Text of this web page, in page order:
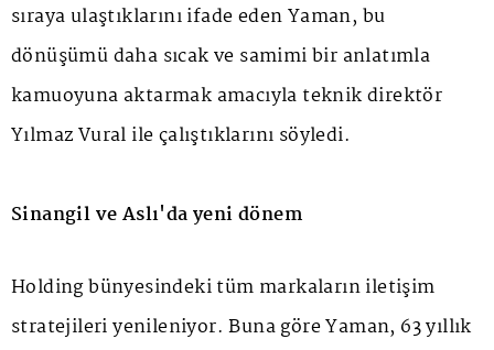
sıraya ulaştıklarını ifade eden Yaman, bu
dönüşümü daha sıcak ve samimi bir anlatımla
kamuoyuna aktarmak amacıyla teknik direktör
Yılmaz Vural ile çalıştıklarını söyledi.
Sinangil ve Aslı'da yeni dönem
Holding bünyesindeki tüm markaların iletişim
stratejileri yenileniyor. Buna göre Yaman, 63 yıllık